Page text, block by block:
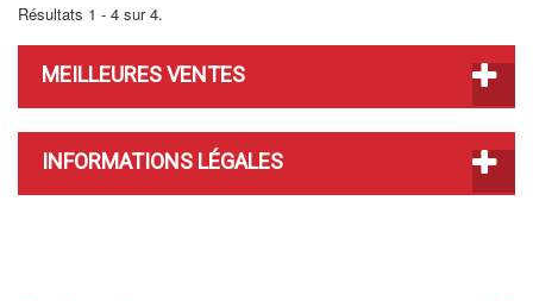
Résultats 1 - 4 sur 4.
MEILLEURES VENTES
INFORMATIONS LÉGALES